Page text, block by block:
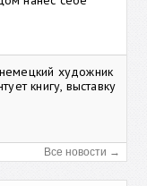
художник
книгу, выставку
Все новости →